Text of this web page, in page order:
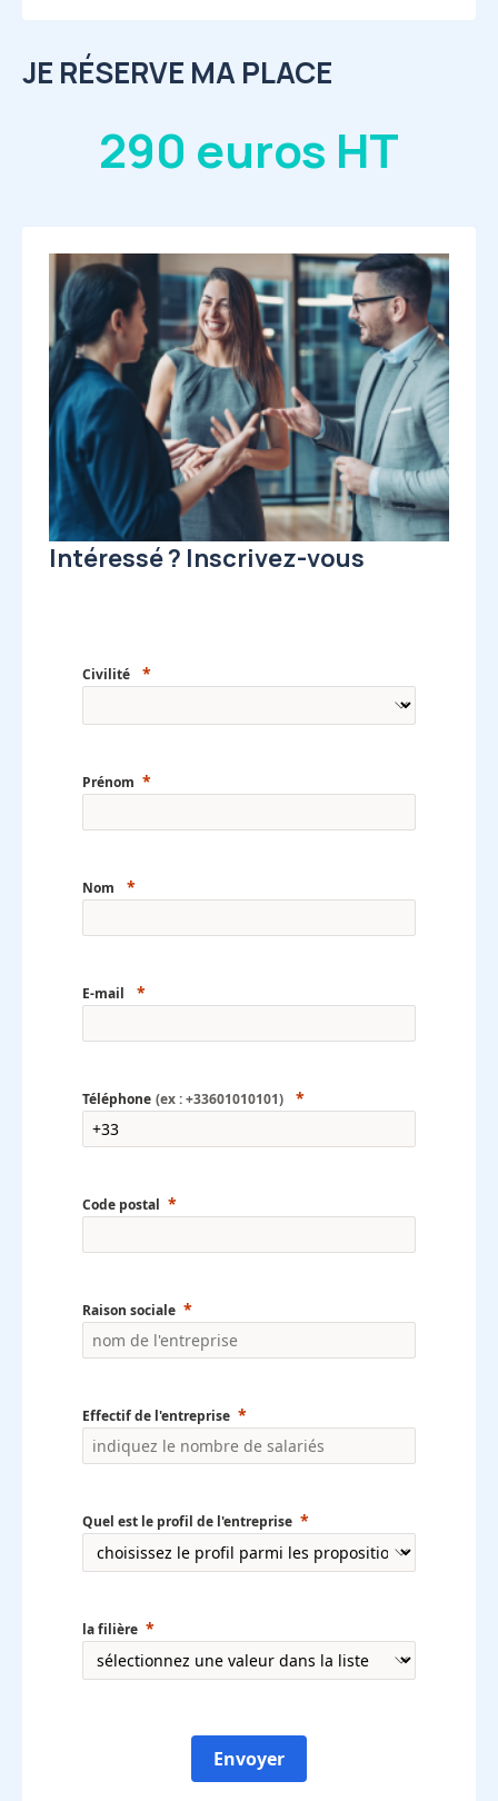
JE RÉSERVE MA PLACE
290 euros HT
Image
Intéressé ? Inscrivez-vous
Civilité
Prénom
Nom
E-mail
Téléphone (ex : +33601010101)
Code postal
Raison sociale
Effectif de l'entreprise
Quel est le profil de l'entreprise
la filière
Envoyer